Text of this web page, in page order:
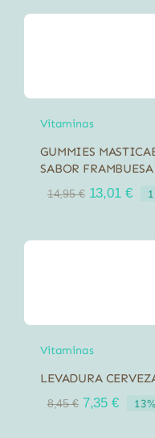
Vitaminas
GUMMIES
SABOR
14,95€ El
era:
13,01 €El
es:
Vitaminas
LEVADURA
8,45€ El
7,35 €El